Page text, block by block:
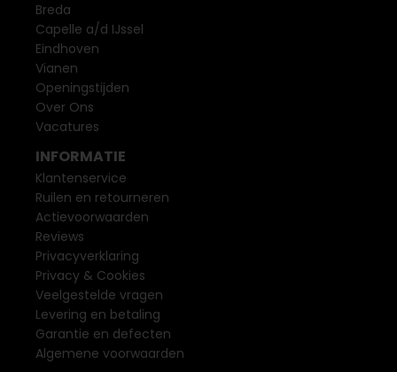
Breda
Capelle a/d IJssel
Eindhoven
Vianen
Openingstijden
Over Ons
Vacatures
INFORMATIE
Klantenservice
Ruilen en retourneren
Actievoorwaarden
Reviews
Privacyverklaring
Privacy & Cookies
Veelgestelde vragen
Levering en betaling
Garantie en defecten
Algemene voorwaarden